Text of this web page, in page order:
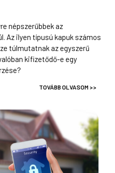
népszerűbbek az
Az ilyen típusú kapuk számos
túlmutatnak az egyszerű
kifizetődő-e egy
TOVÁBB OLVASOM >>